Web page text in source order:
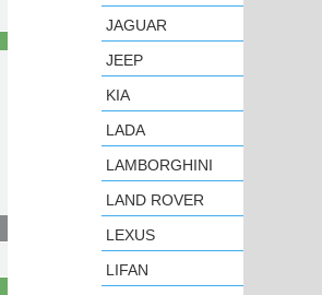
JAGUAR
JEEP
KIA
LADA
LAMBORGHINI
LAND ROVER
LEXUS
LIFAN